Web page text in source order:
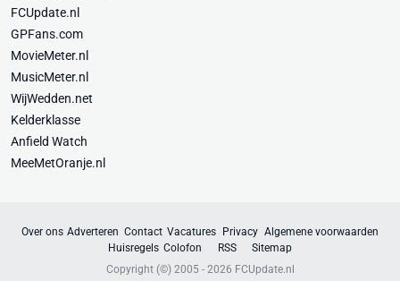
FCUpdate.nl
GPFans.com
MovieMeter.nl
MusicMeter.nl
WijWedden.net
Kelderklasse
Anfield Watch
MeeMetOranje.nl
Over ons Adverteren Contact Vacatures Privacy Algemene voorwaarden
Huisregels Colofon RSS
Sitemap
Copyright (©) 2005 - 2026 FCUpdate.nl